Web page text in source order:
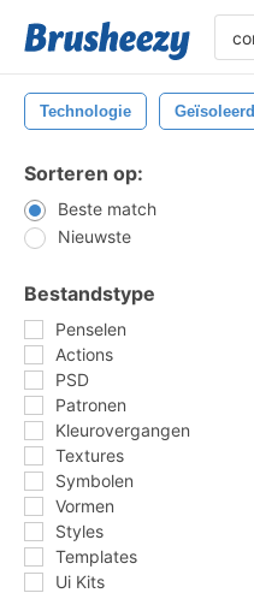
Technologie Geïsoleerd
Sorteren op:
Beste match
Nieuwste
Bestandstype
Penselen
Actions
PSD
Patronen
Kleurovergangen
Textures
Symbolen
Vormen
Styles
Templates
Ui Kits